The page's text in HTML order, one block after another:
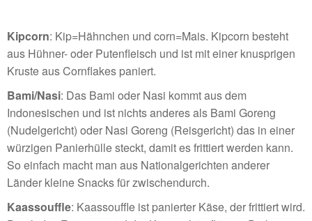
Kipcorn: Kip=Hähnchen und corn=Mais. Kipcorn besteht
aus Hühner- oder Putenfleisch und ist mit einer knusprigen
Kruste aus Cornflakes paniert.
Bami/Nasi: Das Bami oder Nasi kommt aus dem
Indonesischen und ist nichts anderes als Bami Goreng
(Nudelgericht) oder Nasi Goreng (Reisgericht) das in einer
würzigen Panierhülle steckt, damit es frittiert werden kann.
So einfach macht man aus Nationalgerichten anderer
Länder kleine Snacks für zwischendurch.
Kaassouffle: Kaassouffle ist panierter Käse, der frittiert wird.